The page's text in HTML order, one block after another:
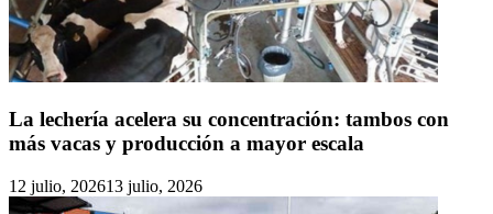
La lechería acelera su concentración: tambos con
más vacas y producción a mayor escala
12 julio, 202613 julio, 2026